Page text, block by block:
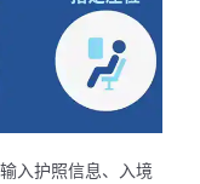
入护照信息、入境